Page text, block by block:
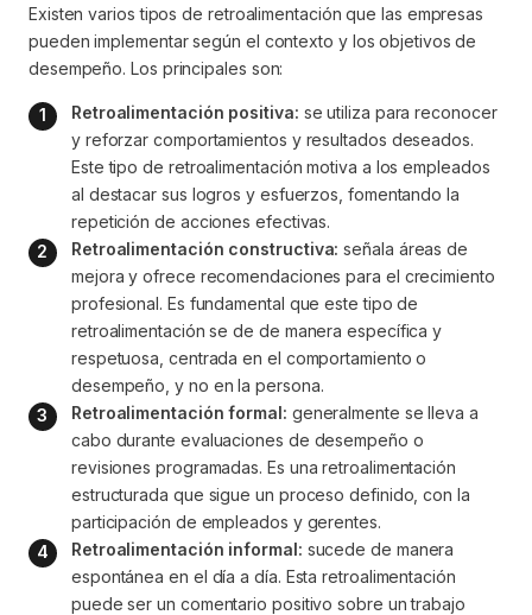
Existen varios tipos de retroalimentación que las empresas
pueden implementar según el contexto y los objetivos de
desempeño. Los principales son:
Retroalimentación positiva: se utiliza para reconocer
y reforzar comportamientos y resultados deseados.
Este tipo de retroalimentación motiva a los empleados
al destacar sus logros y esfuerzos, fomentando la
repetición de acciones efectivas.
Retroalimentación constructiva: señala áreas de
mejora y ofrece recomendaciones para el crecimiento
profesional. Es fundamental que este tipo de
retroalimentación se de de manera específica y
respetuosa, centrada en el comportamiento o
desempeño, y no en la persona.
Retroalimentación formal: generalmente se lleva a
cabo durante evaluaciones de desempeño o
revisiones programadas. Es una retroalimentación
estructurada que sigue un proceso definido, con la
participación de empleados y gerentes.
Retroalimentación informal: sucede de manera
espontánea en el día a día. Esta retroalimentación
puede ser un comentario positivo sobre un trabajo